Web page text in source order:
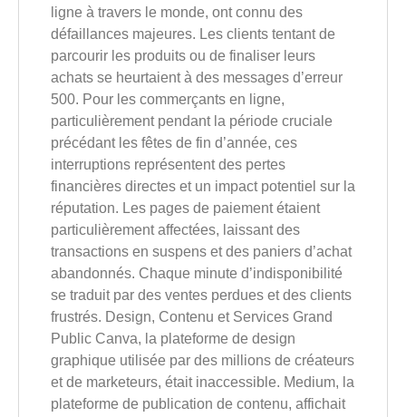
ligne à travers le monde, ont connu des
défaillances majeures. Les clients tentant de
parcourir les produits ou de finaliser leurs
achats se heurtaient à des messages d’erreur
500. Pour les commerçants en ligne,
particulièrement pendant la période cruciale
précédant les fêtes de fin d’année, ces
interruptions représentent des pertes
financières directes et un impact potentiel sur la
réputation. Les pages de paiement étaient
particulièrement affectées, laissant des
transactions en suspens et des paniers d’achat
abandonnés. Chaque minute d’indisponibilité
se traduit par des ventes perdues et des clients
frustrés. Design, Contenu et Services Grand
Public Canva, la plateforme de design
graphique utilisée par des millions de créateurs
et de marketeurs, était inaccessible. Medium, la
plateforme de publication de contenu, affichait